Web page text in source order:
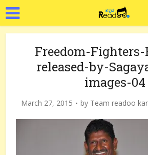
Freedom-
released-by-
images-04
March 27, 2015 by Team readoo